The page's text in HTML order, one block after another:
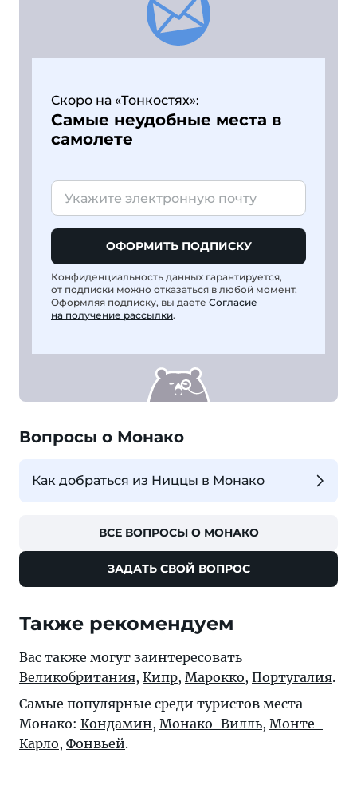
Скоро на «Тонкостях»:
Самые неудобные места в
самолете
ОФОРМИТЬ ПОДПИСКУ
Конфиденциальность данных гарантируется,
от подписки можно отказаться в любой момент.
Оформляя подписку, вы даете Согласие
на получение рассылки.
Вопросы о Монако
Как добраться из Ниццы в Монако
ВСЕ ВОПРОСЫ О МОНАКО
ЗАДАТЬ СВОЙ ВОПРОС
Также рекомендуем
Вас также могут заинтересовать
Великобритания, Кипр, Марокко, Португалия.
Самые популярные среди туристов места
Монако: Кондамин, Монако-Вилль, Монте-
Карло, Фонвьей.